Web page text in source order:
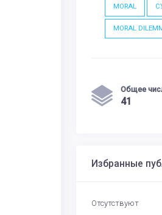
MORAL
MORAL
Общее
41
Избранные
Отсутствуют